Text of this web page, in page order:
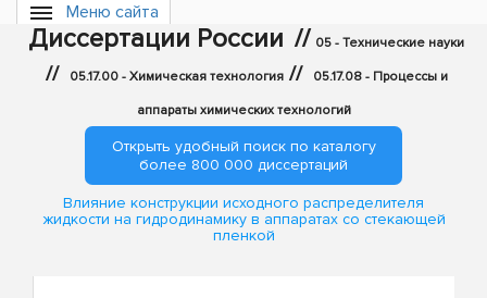
Меню сайта
Диссертации России // 05 - Технические науки
// 05.17.00 - Химическая технология // 05.17.08 - Процессы и
аппараты химических технологий
Открыть удобный поиск по каталогу
более 800 000 диссертаций
Влияние конструкции исходного распределителя
жидкости на гидродинамику в аппаратах со стекающей
пленкой